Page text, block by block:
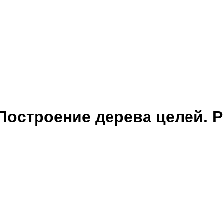
дерева целей.